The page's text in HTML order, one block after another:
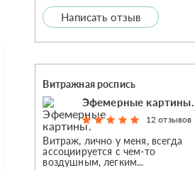
Написать отзыв
Витражная роспись
Эфемерные картины.
12 отзывов
Витраж, лично у меня, всегда
ассоциируется с чем-то
воздушным, легким...